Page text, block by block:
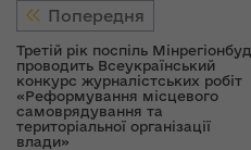
Попередня
Третій рік поспіль Мінрегіонбуд
проводить Всеукраїнський
конкурс журналістських робіт
«Реформування місцевого
самоврядування та
територіальної організації
влади»